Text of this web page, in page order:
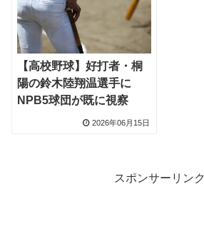
【高校野球】好打者・桐
陽の鈴木陸翔温選手に
NPB5球団が既に視察
2026年06月15日
スポンサーリンク